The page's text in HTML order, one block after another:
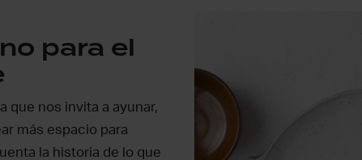
para el
que nos invita a ayunar,
más espacio para
la historia de lo que